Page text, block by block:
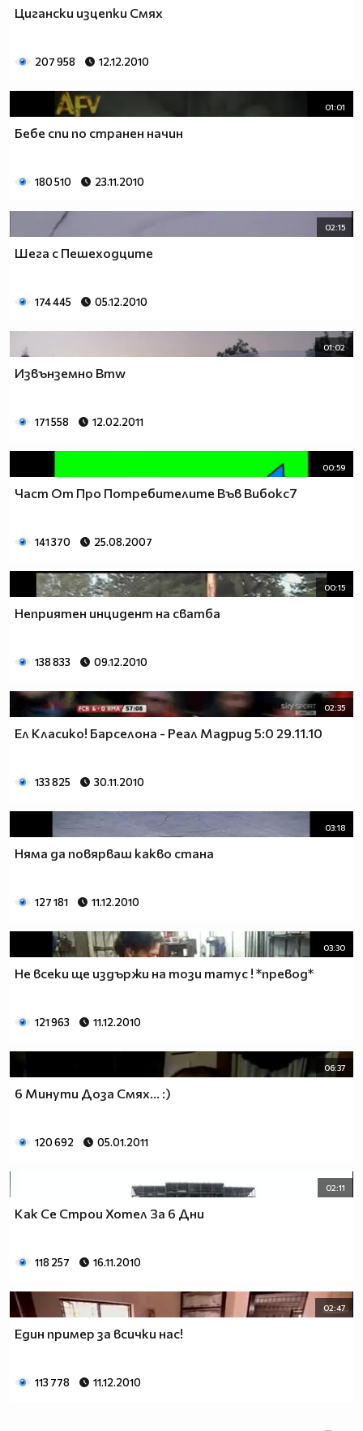
Цигански изцепки Смях
207 958 12.12.2010
01:01
Бебе спи по странен начин
180 510 23.11.2010
02:15
Шега с Пешеходците
174 445 05.12.2010
01:02
Извънземно Bmw
171 558 12.02.2011
00:59
Част От Про Потребителите Във Вибокс7
141 370 25.08.2007
00:15
Неприятен инцидент на сватба
138 833 09.12.2010
02:35
Eл Класико! Барселона - Реал Мадрид 5:0 29.11.10
133 825 30.11.2010
03:18
Няма да повярваш какво стана
127 181 11.12.2010
03:30
Не всеки ще издържи на този татус ! *превод*
121 963 11.12.2010
06:37
6 Минути Доза Смях... :)
120 692 05.01.2011
02:11
Как Се Строи Хотел За 6 Дни
118 257 16.11.2010
02:47
Един пример за всички нас!
113 778 11.12.2010